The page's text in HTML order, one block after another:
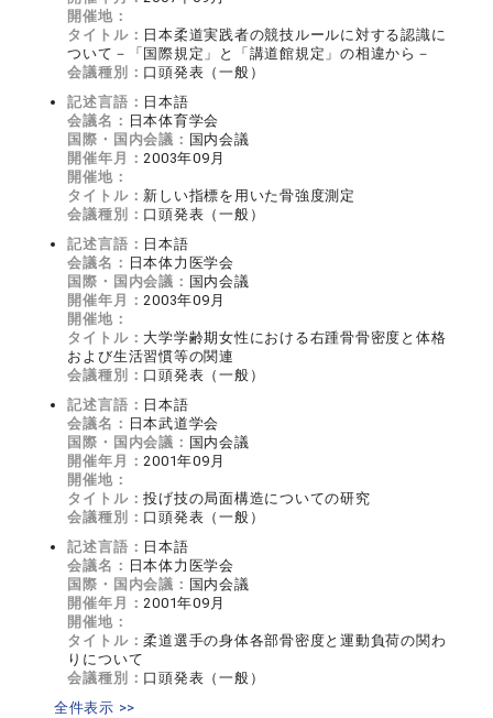
開催地：
タイトル： 日本柔道実践者の競技ルールに対する認識に
ついて－「国際規定」と「講道館規定」の相違から－
会議種別： 口頭発表（一般）
記述言語： 日本語
会議名： 日本体育学会
国際・国内会議： 国内会議
開催年月：2003年09月
開催地：
タイトル： 新しい指標を用いた骨強度測定
会議種別： 口頭発表（一般）
記述言語： 日本語
会議名： 日本体力医学会
国際・国内会議： 国内会議
開催年月：2003年09月
開催地：
タイトル： 大学学齢期女性における右踵骨骨密度と体格
および生活習慣等の関連
会議種別： 口頭発表（一般）
記述言語： 日本語
会議名： 日本武道学会
国際・国内会議： 国内会議
開催年月：2001年09月
開催地：
タイトル：投げ技の局面構造についての研究
会議種別： 口頭発表（一般）
記述言語： 日本語
会議名： 日本体力医学会
国際・国内会議： 国内会議
開催年月：2001年09月
開催地：
タイトル：柔道選手の身体各部骨密度と運動負荷の関わ
りについて
会議種別： 口頭発表（一般）
全件表示 >>